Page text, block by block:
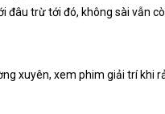
đâu trừ tới đó, không sài vẫn
xuyên, xem phim giải trí khi